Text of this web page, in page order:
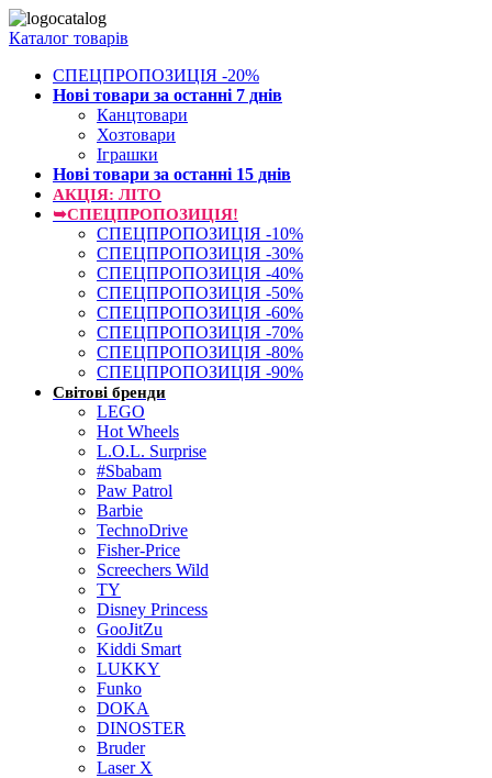
Каталог товарів
СПЕЦПРОПОЗИЦІЯ -20%
Нові товари за останнi 7 днiв
Канцтовари
Хозтовари
Іграшки
Нові товари за останнi 15 днiв
АКЦІЯ: ЛІТО
➥СПЕЦПРОПОЗИЦІЯ!
СПЕЦПРОПОЗИЦІЯ -10%
СПЕЦПРОПОЗИЦІЯ -30%
СПЕЦПРОПОЗИЦІЯ -40%
СПЕЦПРОПОЗИЦІЯ -50%
СПЕЦПРОПОЗИЦІЯ -60%
СПЕЦПРОПОЗИЦІЯ -70%
СПЕЦПРОПОЗИЦІЯ -80%
СПЕЦПРОПОЗИЦІЯ -90%
Світові бренди
LEGO
Hot Wheels
L.O.L. Surprise
#Sbabam
Paw Patrol
Barbie
TechnoDrive
Fisher-Price
Screechers Wild
TY
Disney Princess
GooJitZu
Kiddi Smart
LUKKY
Funko
DOKA
DINOSTER
Bruder
Laser X